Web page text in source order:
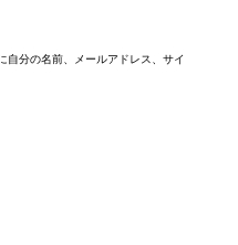
自分の名前、メールアドレス、サイ